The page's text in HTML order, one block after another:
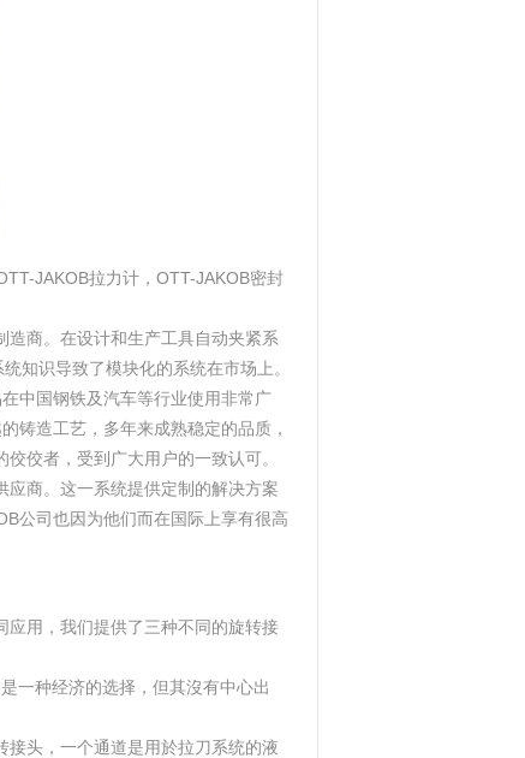
JAKOB拉力计，OTT-JAKOB密封
商。在设计和生产工具自动夹紧系
知识导致了模块化的系统在市场上。
中国钢铁及汽车等行业使用非常广
铸造工艺，多年来成熟稳定的品质，
佼者，受到广大用户的一致认可。
商。这一系统提供定制的解决方案
公司也因为他们而在国际上享有很高
应用，我们提供了三种不同的旋转接
一种经济的选择，但其沒有中心出
头，一个通道是用於拉刀系统的液